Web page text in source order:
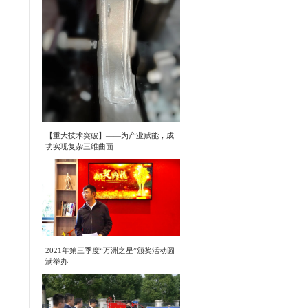
【重大技术突破】——为产业赋能，成
功实现复杂三维曲面
2021年第三季度“万洲之星”颁奖活动圆
满举办